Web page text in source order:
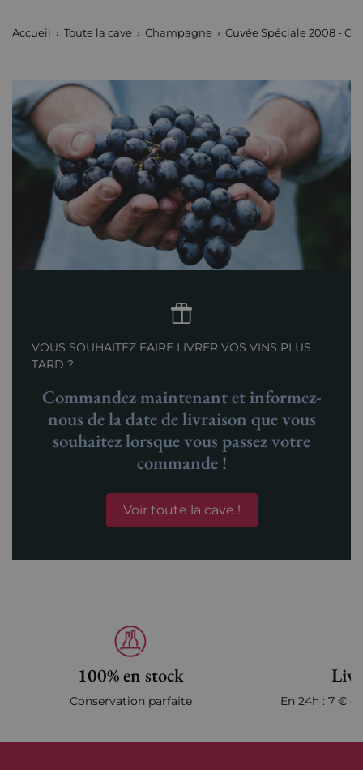
Accueil Toute la cave Champagne Cuvée Spéciale 2008 -
VOUS SOUHAITEZ FAIRE LIVRER VOS VINS PLUS
TARD ?
Commandez maintenant et informez-
nous de la date de livraison que vous
souhaitez lorsque vous passez votre
commande !
Voir toute la cave !
100% en stock
Conservation parfaite En 24h : 7 €